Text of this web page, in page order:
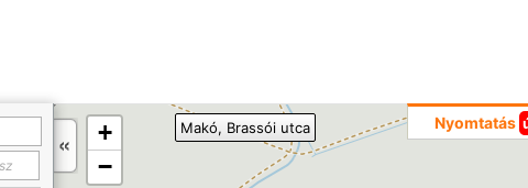
+
−
Nyomtatás
Makó, Brassói utca
a boltok.